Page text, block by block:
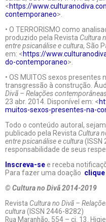
<https://
contemporaneo>.
• O TERRORISMO como
produzido pela Revista Cultura
entre psicanálise e cultura, São
em: <https://
do-contemporaneo>.
• OS MUITOS sexos
transgressão à construção.
Divã – Relações
23 abr. 2014. Disponível em: <
muitos-sexos-presentes-na-
Todo o conteúdo autoral,
publicado pela Revista Cultura
entre psicanálise e cultura(ISSN
responsabilidade de seus
Inscreva-se e receba
Para fazer uma doação clique
© Cultura no Divã 2014-2019
Revista Cultura no Divã –
cultura(ISSN 2446-8282)
Rua Maranhão, 554 – cj. 13.